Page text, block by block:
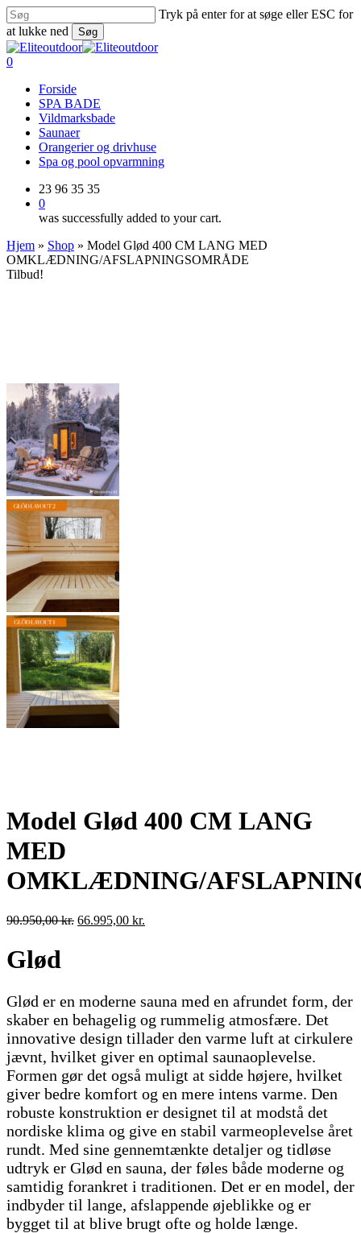
Skip
to
main
content
Tryk på enter for at søge eller ESC for
at lukke ned
Søg
Close
Search
0
Forside
SPA BADE
Vildmarksbade
Saunaer
Orangerier og drivhuse
Spa og pool opvarmning
23 96 35 35
0
was successfully added to your cart.
Hjem » Shop » Model Glød 400 CM LANG MED
OMKLÆDNING/AFSLAPNINGSOMRÅDE
Tilbud!
Model Glød 400 CM LANG
MED
OMKLÆDNING/
90.950,00kr. Den
66.995,00 kr.
Glød
Glød er en moderne sauna med en afrundet form, der
skaber en behagelig og rummelig atmosfære. Det
innovative design tillader den varme luft at cirkulere
jævnt, hvilket giver en optimal saunaoplevelse.
Formen gør det også muligt at sidde højere, hvilket
giver bedre komfort og en mere intens varme. Den
robuste konstruktion er designet til at modstå det
nordiske klima og give en stabil varmeoplevelse året
rundt. Med sine gennemtænkte detaljer og tidløse
udtryk er Glød en sauna, der føles både moderne og
samtidig forankret i traditionen. Det er en model, der
indbyder til lange, afslappende øjeblikke og er
bygget til at blive brugt ofte og holde længe.